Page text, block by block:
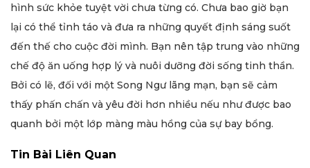
hình sức khỏe tuyệt vời chưa từng có. Chưa bao giờ bạn
lại có thể tỉnh táo và đưa ra những quyết định sáng suốt
đến thế cho cuộc đời mình. Bạn nên tập trung vào những
chế độ ăn uống hợp lý và nuôi dưỡng đời sống tinh thần.
Bởi có lẽ, đối với một Song Ngư lãng mạn, bạn sẽ cảm
thấy phấn chấn và yêu đời hơn nhiều nếu như được bao
quanh bởi một lớp màng màu hồng của sự bay bổng.
Tin Bài Liên Quan